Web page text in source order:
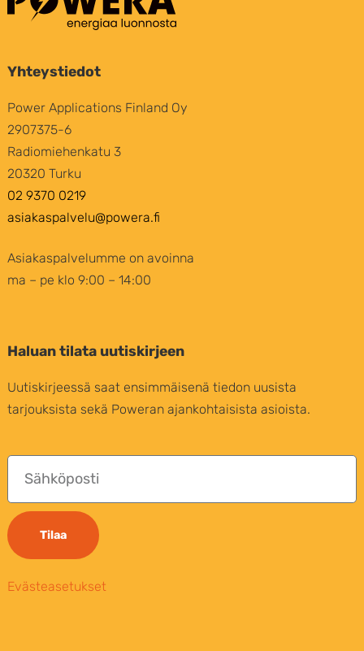
Yhteystiedot
Power Applications Finland Oy
2907375-6
Radiomiehenkatu 3
20320 Turku
02 9370 0219
asiakaspalvelu@powera.fi
Asiakaspalvelumme on avoinna
ma – pe klo 9:00 – 14:00
Haluan tilata uutiskirjeen
Uutiskirjeessä saat ensimmäisenä tiedon uusista
tarjouksista sekä Poweran ajankohtaisista asioista.
Tilaa
Evästeasetukset